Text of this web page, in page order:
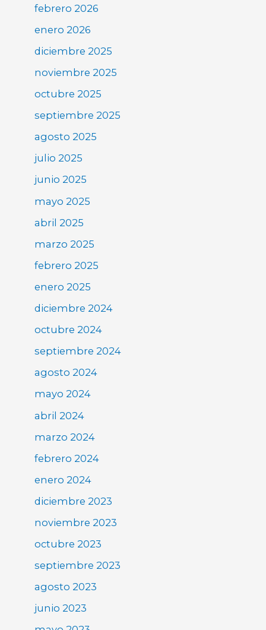
febrero 2026
enero 2026
diciembre 2025
noviembre 2025
octubre 2025
septiembre 2025
agosto 2025
julio 2025
junio 2025
mayo 2025
abril 2025
marzo 2025
febrero 2025
enero 2025
diciembre 2024
octubre 2024
septiembre 2024
agosto 2024
mayo 2024
abril 2024
marzo 2024
febrero 2024
enero 2024
diciembre 2023
noviembre 2023
octubre 2023
septiembre 2023
agosto 2023
junio 2023